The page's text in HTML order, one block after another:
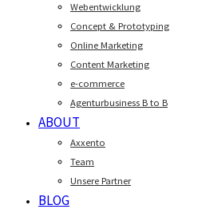
Webentwicklung
Concept & Prototyping
Online Marketing
Content Marketing
e-commerce
Agenturbusiness B to B
ABOUT
Axxento
Team
Unsere Partner
BLOG